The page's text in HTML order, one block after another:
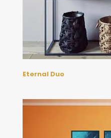
Eternal Duo